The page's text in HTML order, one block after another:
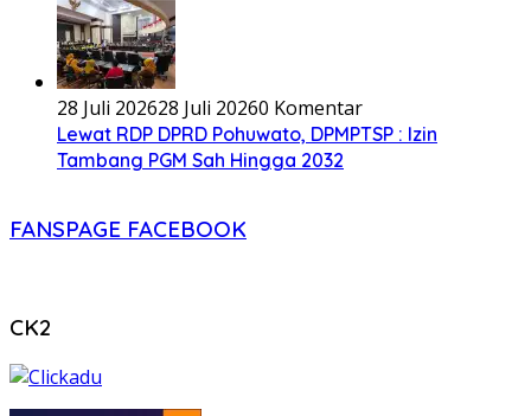
28 Juli 202628 Juli 20260 Komentar
Lewat RDP DPRD Pohuwato, DPMPTSP : Izin
Tambang PGM Sah Hingga 2032
FANSPAGE FACEBOOK
CK2